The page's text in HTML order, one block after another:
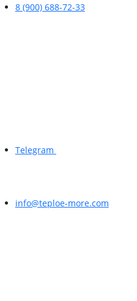
8 (900) 688-72-33
Telegram
info@teploe-more.com